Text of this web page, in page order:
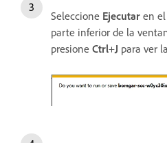
Seleccione Ejecutar en
parte inferior de la
presione Ctrl+J para ver